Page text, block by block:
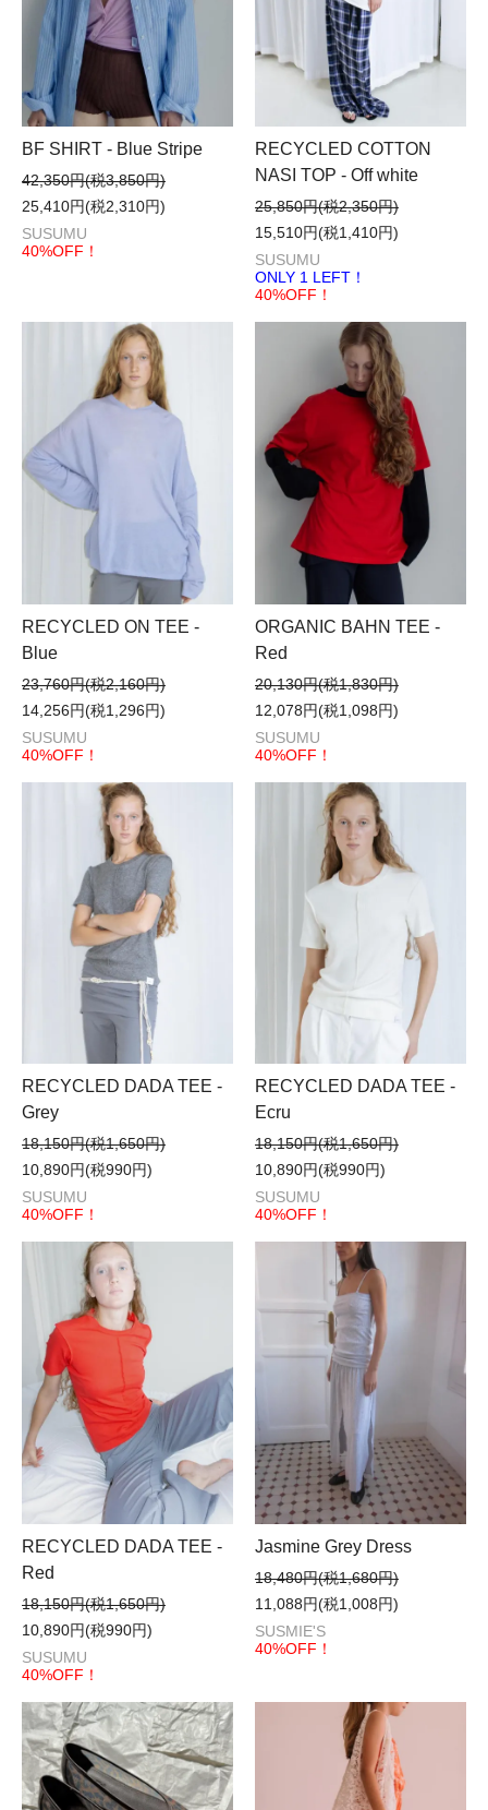
BF SHIRT - Blue Stripe
42,350円(税3,850円)
25,410円(税2,310円)
SUSUMU
40%OFF！
RECYCLED COTTON
NASI TOP - Off white
25,850円(税2,350円)
15,510円(税1,410円)
SUSUMU
ONLY 1 LEFT！
40%OFF！
RECYCLED ON TEE -
Blue
23,760円(税2,160円)
14,256円(税1,296円)
SUSUMU
40%OFF！
ORGANIC BAHN TEE -
Red
20,130円(税1,830円)
12,078円(税1,098円)
SUSUMU
40%OFF！
RECYCLED DADA TEE -
Grey
18,150円(税1,650円)
10,890円(税990円)
SUSUMU
40%OFF！
RECYCLED DADA TEE -
Ecru
18,150円(税1,650円)
10,890円(税990円)
SUSUMU
40%OFF！
RECYCLED DADA TEE -
Red
18,150円(税1,650円)
10,890円(税990円)
SUSUMU
40%OFF！
Jasmine Grey Dress
18,480円(税1,680円)
11,088円(税1,008円)
SUSMIE'S
40%OFF！